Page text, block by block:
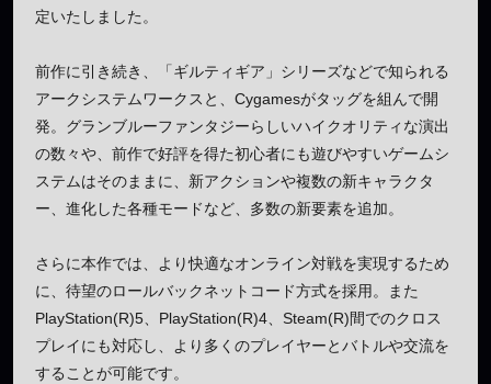
定いたしました。
前作に引き続き、「ギルティギア」シリーズなどで知られる
アークシステムワークスと、Cygamesがタッグを組んで開
発。グランブルーファンタジーらしいハイクオリティな演出
の数々や、前作で好評を得た初心者にも遊びやすいゲームシ
ステムはそのままに、新アクションや複数の新キャラクタ
ー、進化した各種モードなど、多数の新要素を追加。
さらに本作では、より快適なオンライン対戦を実現するため
に、待望のロールバックネットコード方式を採用。また
PlayStation(R)5、PlayStation(R)4、Steam(R)間でのクロス
プレイにも対応し、より多くのプレイヤーとバトルや交流を
することが可能です。